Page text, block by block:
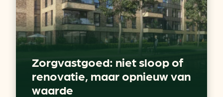
Zorgvastgoed: niet sloop of
renovatie, maar opnieuw van
waarde